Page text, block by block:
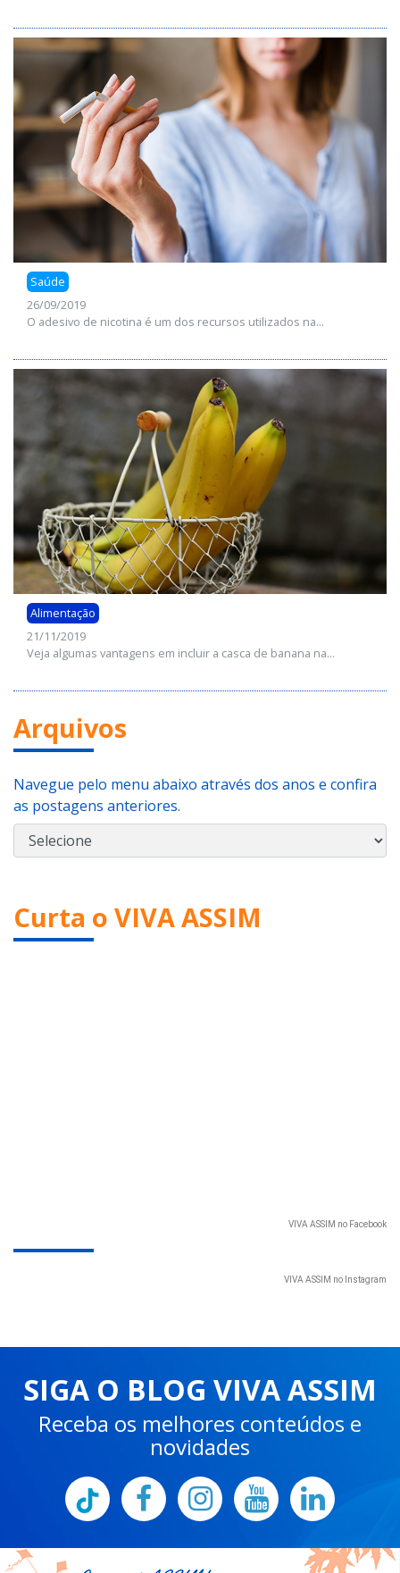
Saúde
26/09/2019
O adesivo de nicotina é um dos recursos utilizados na...
Alimentação
21/11/2019
Veja algumas vantagens em incluir a casca de banana na...
Arquivos
Navegue pelo menu abaixo através dos anos e confira
as postagens anteriores.
Curta o VIVA ASSIM
VIVA ASSIM no Facebook
VIVA ASSIM no Instagram
SIGA O BLOG VIVA ASSIM
Receba os melhores conteúdos e
novidades